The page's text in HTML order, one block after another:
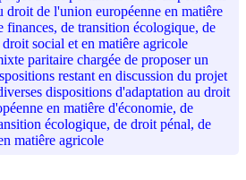
droit de l'union européenne en matiêre
finances, de transition écologique, de
social et en matiêre agricole
paritaire chargée de proposer un
restant en discussion du projet
dispositions d'adaptation au droit
en matiêre d'économie, de
écologique, de droit pénal, de
matiêre agricole